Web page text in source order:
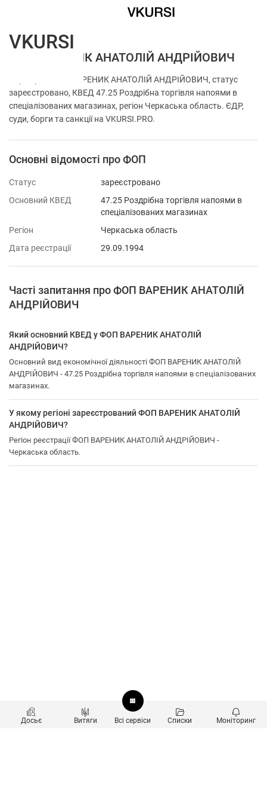
ФОП ВАРЕНИК АНАТОЛІЙ АНДРІЙОВИЧ
Перевірка ФОП ВАРЕНИК АНАТОЛІЙ АНДРІЙОВИЧ, статус
зареєстровано, КВЕД 47.25 Роздрібна торгівля напоями в
спеціалізованих магазинах, регіон Черкаська область. ЄДР,
суди, борги та санкції на VKURSI.PRO.
Основні відомості про ФОП
Статус
зареєстровано
Основний КВЕД
47.25 Роздрібна торгівля напоями в
спеціалізованих магазинах
Регіон
Черкаська область
Дата реєстрації
29.09.1994
Часті запитання про ФОП ВАРЕНИК АНАТОЛІЙ
АНДРІЙОВИЧ
Який основний КВЕД у ФОП ВАРЕНИК АНАТОЛІЙ
АНДРІЙОВИЧ?
Основний вид економічної діяльності ФОП ВАРЕНИК АНАТОЛІЙ
АНДРІЙОВИЧ - 47.25 Роздрібна торгівля напоями в спеціалізованих
магазинах.
У якому регіоні зареєстрований ФОП ВАРЕНИК АНАТОЛІЙ
АНДРІЙОВИЧ?
Регіон реєстрації ФОП ВАРЕНИК АНАТОЛІЙ АНДРІЙОВИЧ -
Черкаська область.
Досьє Витяги Всі сервіси Списки Моніторинг
VKURSI